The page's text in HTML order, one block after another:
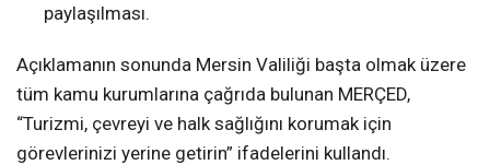
paylaşılması.
Açıklamanın sonunda Mersin Valiliği başta olmak üzere
tüm kamu kurumlarına çağrıda bulunan MERÇED,
“Turizmi, çevreyi ve halk sağlığını korumak için
görevlerinizi yerine getirin” ifadelerini kullandı.